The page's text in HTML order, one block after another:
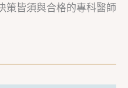
策皆須與合格的專科醫師